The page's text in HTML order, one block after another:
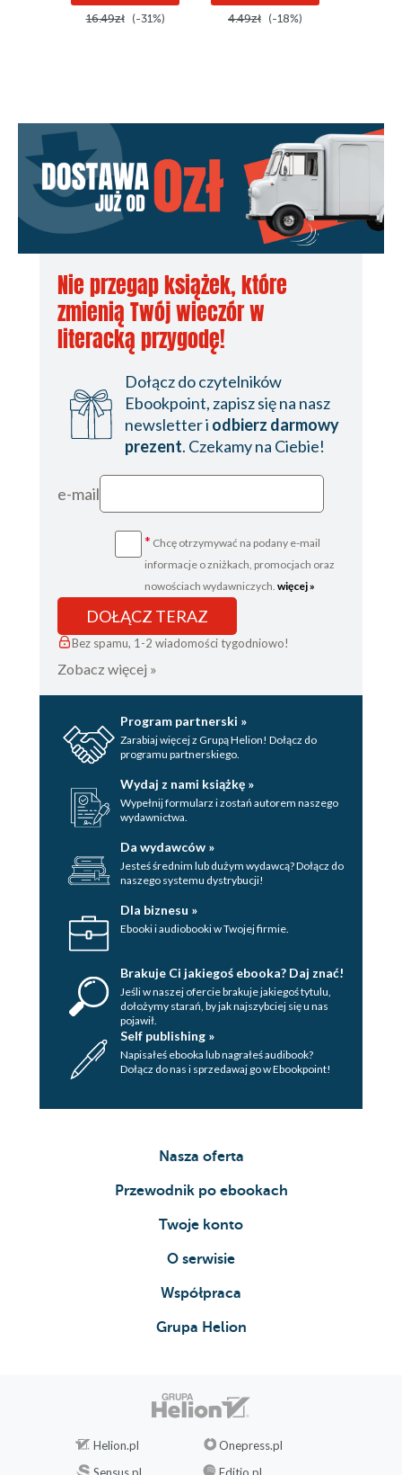
16.49zł (-31%) 4.49zł (-18%)
Nie przegap książek, które
zmienią Twój wieczór w
literacką przygodę!
Dołącz do czytelników
Ebookpoint, zapisz się na nasz
newsletter i odbierz darmowy
prezent. Czekamy na Ciebie!
e-mail
* Chcę otrzymywać na podany e-mail
informacje o zniżkach, promocjach oraz
nowościach wydawniczych. więcej »
DOŁĄCZ TERAZ
Bez spamu, 1-2 wiadomości tygodniowo!
Zobacz więcej »
Program partnerski »
Zarabiaj więcej z Grupą Helion! Dołącz do
programu partnerskiego.
Wydaj z nami książkę »
Wypełnij formularz i zostań autorem naszego
wydawnictwa.
Da wydawców »
Jesteś średnim lub dużym wydawcą? Dołącz do
naszego systemu dystrybucji!
Dla biznesu »
Ebooki i audiobooki w Twojej firmie.
Brakuje Ci jakiegoś ebooka? Daj znać!
Jeśli w naszej ofercie brakuje jakiegoś tytulu,
dołożymy starań, by jak najszybciej się u nas
pojawił.
Self publishing »
Napisałeś ebooka lub nagrałeś audibook?
Dołącz do nas i sprzedawaj go w Ebookpoint!
Nasza oferta
Przewodnik po ebookach
Twoje konto
O serwisie
Współpraca
Grupa Helion
Helion.pl
Onepress.pl